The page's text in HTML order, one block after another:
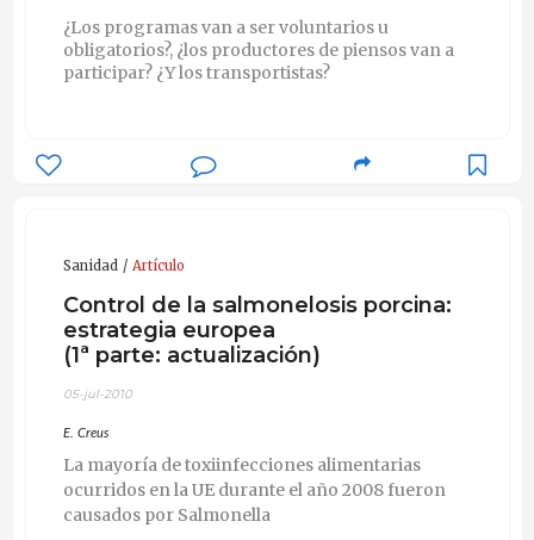
¿Los programas van a ser voluntarios u
obligatorios?, ¿los productores de piensos van a
participar? ¿Y los transportistas?
Sanidad Artículo
Control de la salmonelosis porcina:
estrategia europea
(1ª parte: actualización)
05-jul-2010
E. Creus
La mayoría de toxiinfecciones alimentarias
ocurridos en la UE durante el año 2008 fueron
causados por Salmonella